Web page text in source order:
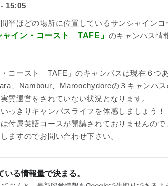
15:05
半ほどの場所に位置しているサンシャイン
ャイン・コースト TAFE」 のキャンパス情
コースト TAFE」のキャンパスは現在６つ
、Nambour、Maroochydoreの３キャンパス
質運営をされていない状況となります。
っきりキャンパスライフを体感しましょう！
付属英語コースが開講されておりませんの
ますのでお問い合わせ下さい。
る情報量で決まる。